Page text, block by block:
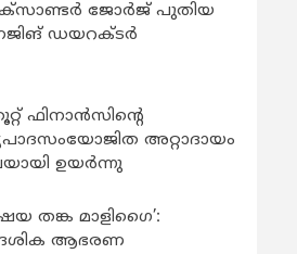
ജോർജ് പുതിയ
ഡയറക്ടർ
ഫിനാൻസിന്റെ
അറ്റാദായം
ഉയർന്നു
തങ്ക മാളിഗൈ’:
ആഭരണ